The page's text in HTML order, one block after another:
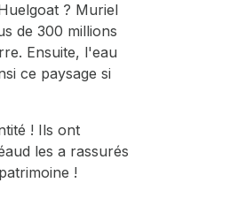
? Muriel
de 300 millions
Ensuite, l'eau
ce paysage si
! Ils ont
les a rassurés
!